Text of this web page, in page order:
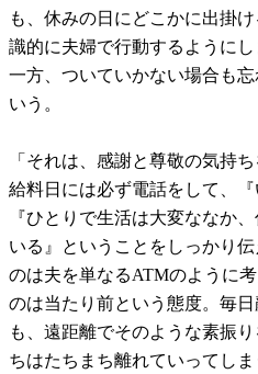
も、休みの日にどこかに出掛
識的に夫婦で行動するようにし
一方、ついていかない場合も
いう。
「それは、感謝と尊敬の気持
給料日には必ず電話をして、
『ひとりで生活は大変ななか
いる』ということをしっかり
のは夫を単なるATMのように
のは当たり前という態度。毎
も、遠距離でそのような素振
ちはたちまち離れていってしま